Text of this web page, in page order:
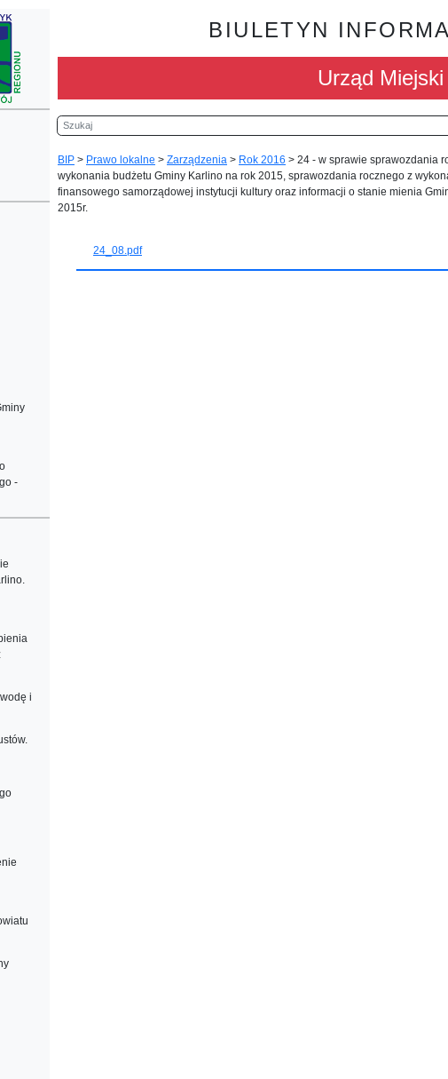
-
i
BIULETYN
Urząd
Szukaj
BIP > Prawo lokalne > Zarządzenia > Rok 2016 > 24 - w sprawie sprawozdania
wykonania budżetu Gminy Karlino na rok 2015, sprawozdania rocznego z
finansowego samorządowej instytucji kultury oraz informacji o stanie mienia
2015r.
24_08.pdf